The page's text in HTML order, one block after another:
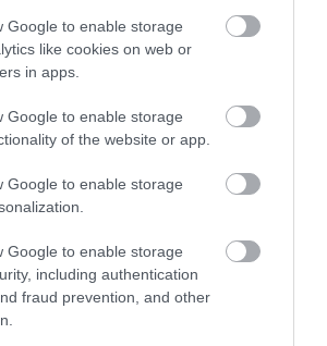
Google to enable storage
like cookies on web or
in apps.
Google to enable storage
of the website or app.
Google to enable storage
Google to enable storage
including authentication
fraud prevention, and other
οι φυσιολογικοί καρδιακοί
ποια τα επικίνδυνα όρια –
να ανησυχήσετε